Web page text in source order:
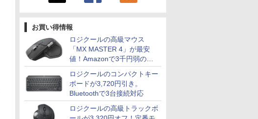
お買い得情報
ロジクールの高級マウス
「MX MASTER 4」が最安
値！Amazonで3千円弱の割
引
ロジクールのコンパクトキー
ボードが3,720円引き。
Bluetoothで3台接続対応
ロジクールの高級トラックボ